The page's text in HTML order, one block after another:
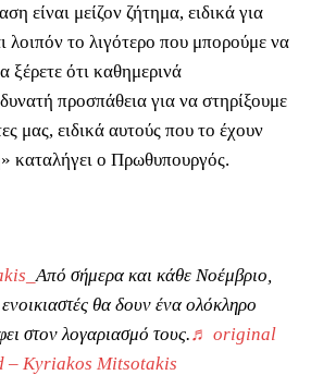
είναι μείζον ζήτημα, ειδικά για
λοιπόν το λιγότερο που μπορούμε να
ότι καθημερινά
προσπάθεια για να στηρίξουμε
μας, ειδικά αυτούς που το έχουν
καταλήγει ο Πρωθυπουργός.
Από σήμερα και κάθε Νοέμβριο,
θα δουν ένα ολόκληρο
στον λογαριασμό τους.♬ original
– Kyriakos Mitsotakis